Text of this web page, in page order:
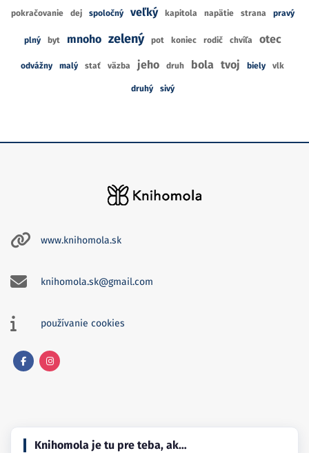
pokračovanie dej spoločný veľký kapitola napätie strana pravý
plný byt mnoho zelený pot koniec rodič chvíľa otec
odvážny malý stať väzba jeho druh bola tvoj biely vlk
druhý sivý
www.knihomola.sk
knihomola.sk@gmail.com
používanie cookies
Knihomola je tu pre teba, ak…